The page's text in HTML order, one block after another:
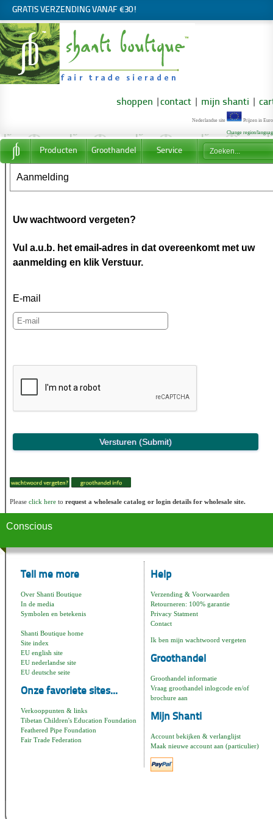
GRATIS VERZENDING VANAF €30!
shoppen contact mijn shanti
Nederlandse site Prijzen in
Change region/
Producten Groothandel Service
Aanmelding
Uw wachtwoord vergeten?
Vul a.u.b. het email-adres in dat overeenkomt met uw
aanmelding en klik Verstuur.
E-mail
Please click here to request a wholesale catalog or login details for wholesale site.
Conscious
Tell me more
Over Shanti Boutique
In de media
Symbolen en betekenis
Shanti Boutique home
Site index
EU english site
EU nederlandse site
EU deutsche seite
Onze favoriete sites...
Verkooppunten & links
Tibetan Children's Education Foundation
Feathered Pipe Foundation
Fair Trade Federation
Help
Verzending & Voorwaarden
Retourneren: 100% garantie
Privacy Statment
Contact
Ik ben mijn wachtwoord vergeten
Groothandel
Groothandel informatie
Vraag groothandel inlogcode en/of
brochure aan
Mijn Shanti
Account bekijken & verlanglijst
Maak nieuwe account aan (particulier)